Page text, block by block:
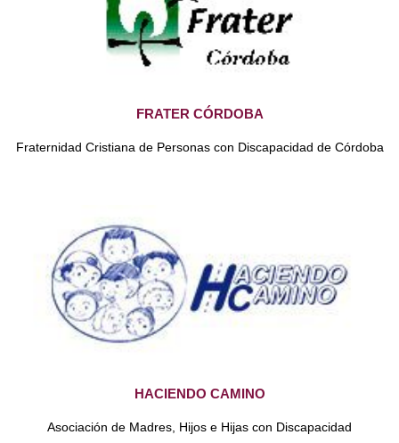
FRATER CÓRDOBA
Fraternidad Cristiana de Personas con Discapacidad de Córdoba
HACIENDO CAMINO
Asociación de Madres, Hijos e Hijas con Discapacidad